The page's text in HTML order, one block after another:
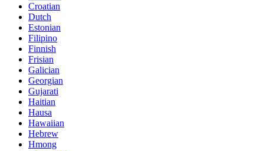
Croatian
Dutch
Estonian
Filipino
Finnish
Frisian
Galician
Georgian
Gujarati
Haitian
Hausa
Hawaiian
Hebrew
Hmong